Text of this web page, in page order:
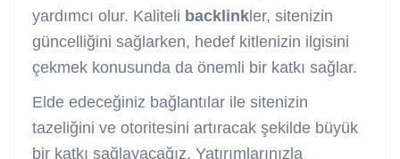
yardımcı olur. Kaliteli backlinkler, sitenizin
güncelliğini sağlarken, hedef kitlenizin ilgisini
çekmek konusunda da önemli bir katkı sağlar.
Elde edeceğiniz bağlantılar ile sitenizin
tazeliğini ve otoritesini artıracak şekilde büyük
bir katkı sağlayacağız. Yatırımlarınızla